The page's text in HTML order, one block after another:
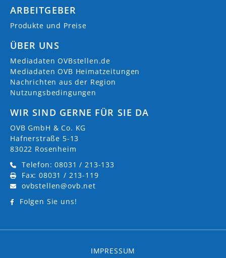
Ausbildung m/w/d Anlagenmechaniker/in für
Sanitär-, Heizungs- und Klimatechnik
Ausbildung Pflegefachassistenz (ab 2027) m/w/d
03.08.2026 Altötting
Ausbildung m/w/d Operationstechnische/r
Assistent/in
03.08.2026
Ausbildung m/w/d Pflegefachperson (auch als
duales Studium)
ARBEITGEBER
Produkte und Preise
ÜBER UNS
Mediadaten OVBstellen.de
Mediadaten OVB Heimatzeitungen
Nachrichten aus der Region
Nutzungsbedingungen
WIR SIND GERNE FÜR SIE DA
OVB GmbH & Co. KG
Hafnerstraße 5-13
83022 Rosenheim
Telefon: 08031 / 213-133
Fax: 08031 / 213-119
ovbstellen@ovb.net
Folgen Sie uns!
IMPRESSUM